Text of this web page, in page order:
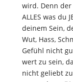
wird. Denn der
ALLES was du
deinem Sein,
Wut, Hass,
Gefühl nicht
wert zu sein,
nicht geliebt